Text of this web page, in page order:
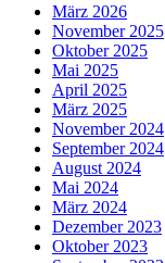
März 2026
November 2025
Oktober 2025
Mai 2025
April 2025
März 2025
November 2024
September 2024
August 2024
Mai 2024
März 2024
Dezember 2023
Oktober 2023